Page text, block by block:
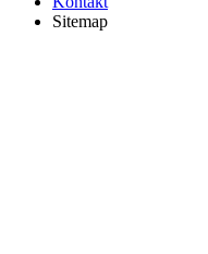
Sitemap